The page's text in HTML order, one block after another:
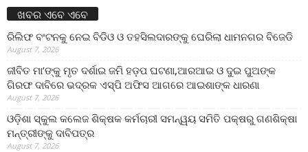
ଖବର ଏବେ ଏବେ
ରିଲିଫ ବଂଟନକୁ ନେଇ ବିଡିଓ ଓ ତହସିଲଦାରଙ୍କୁ ଘେରିଲା ଧାମନଗର ବିଜେଡି
August 7, 2026
ଜୀବିତ ମା’ଙ୍କୁ ମୃତ ଦର୍ଶାଇ ଜମି ହଡ଼ପ ଘଟଣା,ଆରଆଇ ଓ ଦୁଇ ପୁଅଙ୍କ
ଗିରଫ ଦାବିରେ ଭଦ୍ରକ ଏସ୍‌ପି ଅଫିସ ଆଗରେ ଆଇଶାଙ୍କ ଧାରଣା
August 7, 2026
ଓଡ଼ିଶା ସ୍କୁଲ କଲେଜ ଶିକ୍ଷକ କର୍ମଚାରୀ ସମନ୍ୱୟ ସମିତି ପକ୍ଷରୁ ଗଣଶିକ୍ଷା
ମନ୍ତ୍ରୀଙ୍କୁ ଦାବିପତ୍ର
August 7, 2026